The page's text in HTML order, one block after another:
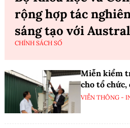
rộng hợp tác
sáng tạo với
CHÍNH SÁCH SỐ
Miễn kiểm
cho tổ
VIỄN THÔNG -